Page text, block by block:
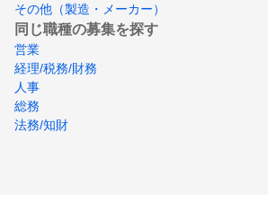
その他（製造・メーカー）
同じ職種の募集を探す
営業
経理/税務/財務
人事
総務
法務/知財